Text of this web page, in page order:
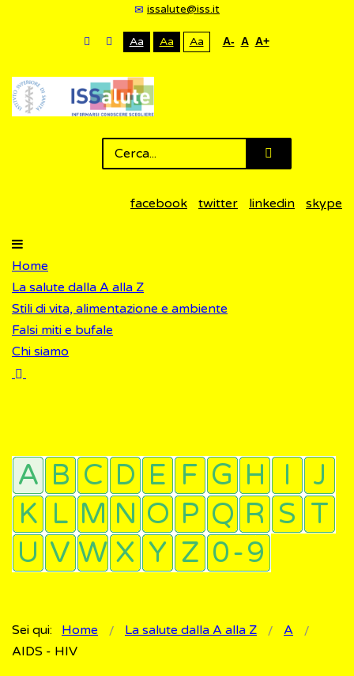
issalute@iss.it
Aa Aa Aa A- A A+
facebook twitter linkedin skype
Home
La salute dalla A alla Z
Stili di vita, alimentazione e ambiente
Falsi miti e bufale
Chi siamo
Sei qui: Home La salute dalla A alla Z
A
AIDS - HIV